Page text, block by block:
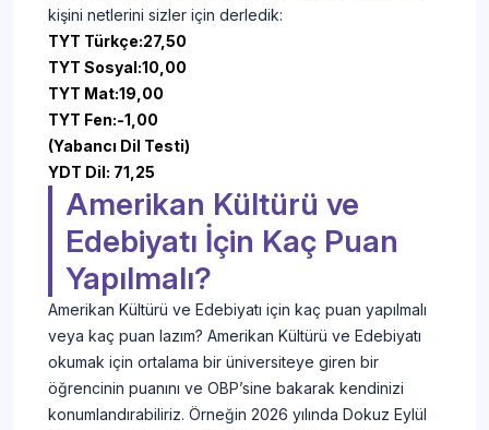
kişini netlerini sizler için derledik:
TYT Türkçe:27,50
TYT Sosyal:10,00
TYT Mat:19,00
TYT Fen:-1,00
(Yabancı Dil Testi)
YDT Dil: 71,25
Amerikan Kültürü ve
Edebiyatı İçin Kaç Puan
Yapılmalı?
Amerikan Kültürü ve Edebiyatı için kaç puan yapılmalı
veya kaç puan lazım? Amerikan Kültürü ve Edebiyatı
okumak için ortalama bir üniversiteye giren bir
öğrencinin puanını ve OBP’sine bakarak kendinizi
konumlandırabiliriz. Örneğin 2026 yılında Dokuz Eylül